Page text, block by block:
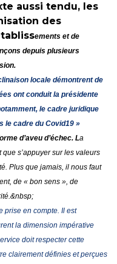
aussi tendu, les
des
ements et de
depuis plusieurs
locale démontrent de
ont conduit la présidente
le cadre juridique
le cadre du Covid19 »
d’aveu d’échec. La
s’appuyer sur les valeurs
Plus que jamais, il nous faut
de « bon sens », de
ité.&nbsp;
prise en compte. Il est
la dimension impérative
doit respecter cette
clairement définies et perçues